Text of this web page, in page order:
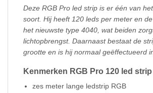
Deze RGB Pro led strip is er één van
soort. Hij heeft 120 leds per meter en
het nieuwste type 4040, wat beiden
lichtopbrengst. Daarnaast bestaat de
grootte en is hij normaal geëffectueerd
Kenmerken RGB Pro 120 led strip
zes meter lange ledstrip RGB